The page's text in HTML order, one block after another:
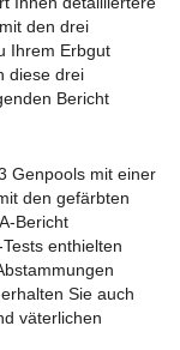
den drei
Ihrem Erbgut
diese drei
Bericht
enthielten
Sie auch
väterlichen